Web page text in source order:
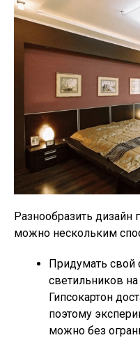
Разнообразить дизайн
можно нескольким
Придумать свой
светильников
Гипсокартон
поэтому
можно без